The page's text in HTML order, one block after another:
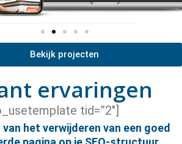
Bekijk projecten
ervaringen
tid=”2″]
van het verwijderen van een goed